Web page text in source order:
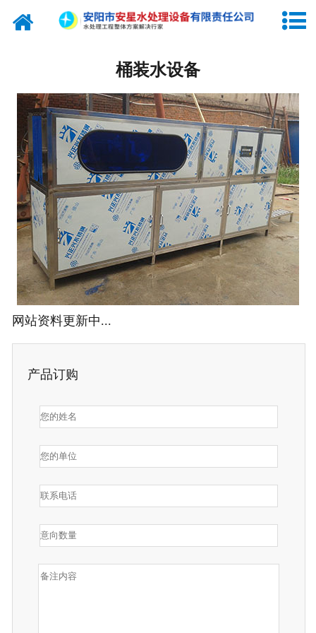
网站首页
产品中心
新闻中心
工程实例
联系我们
桶装水设备
网站资料更新中...
产品订购